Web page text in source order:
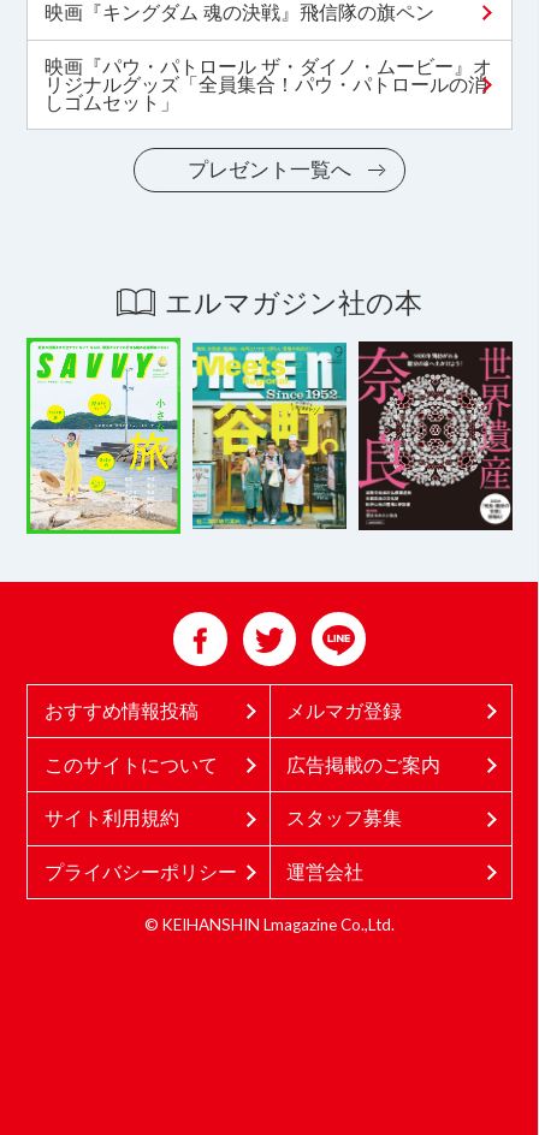
映画『キングダム 魂の決戦』飛信隊の旗ペン
映画『パウ・パトロール ザ・ダイノ・ムービー』オ
リジナルグッズ「全員集合！パウ・パトロールの消
しゴムセット」
プレゼント一覧へ
エルマガジン社の本
おすすめ情報投稿 メルマガ登録
このサイトについて 広告掲載のご案内
サイト利用規約 スタッフ募集
プライバシーポリシー 運営会社
© KEIHANSHIN Lmagazine Co.,Ltd.